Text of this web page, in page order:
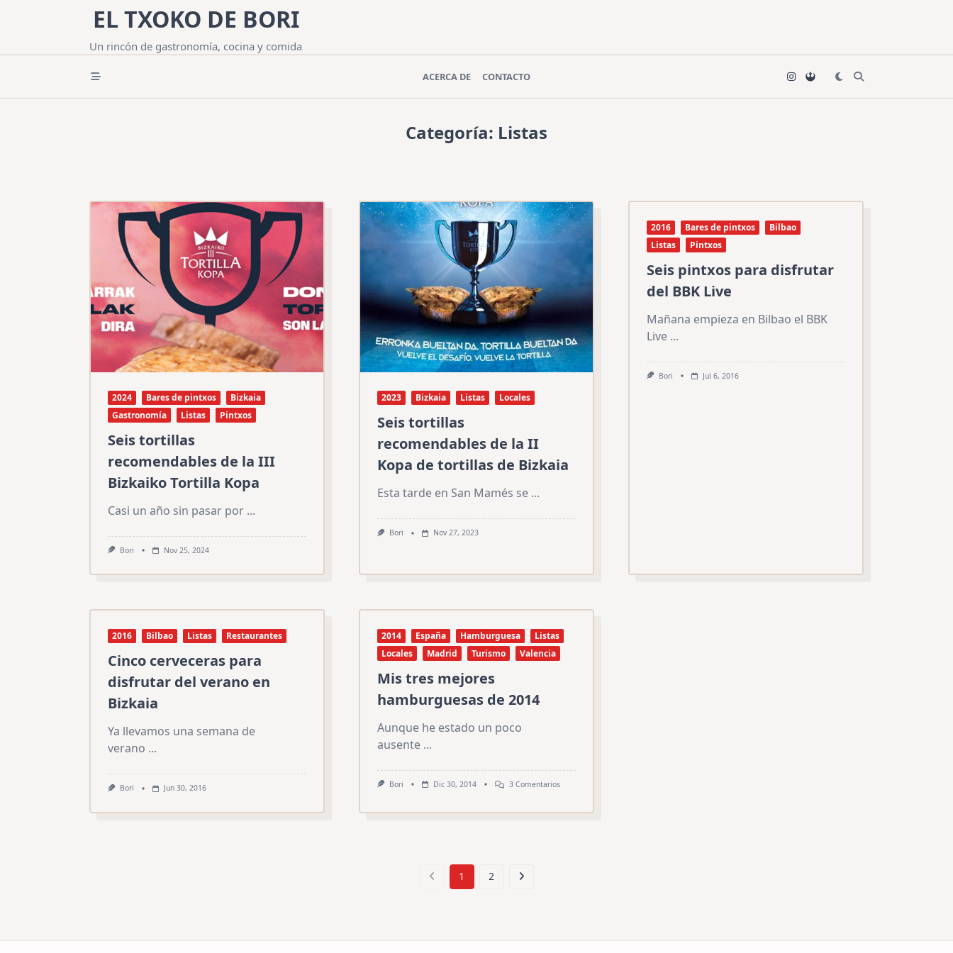
EL TXOKO DE BORI
Un rincón de gastronomía, cocina y comida
ACERCA DE CONTACTO
Categoría: Listas
2024 Bares de pintxos
Bizkaia
Gastronomía
Listas Pintxos
Seis tortillas
recomendables de la III
Bizkaiko Tortilla Kopa
Casi un año sin pasar por ...
Bori Nov 25, 2024
2023 Bizkaia Listas Locales
Seis tortillas
recomendables de la II
Kopa de tortillas de Bizkaia
Esta tarde en San Mamés se ...
Bori Nov 27, 2023
2016 Bares de pintxos
Bilbao
Listas
Pintxos
Seis pintxos para disfrutar
del BBK Live
Mañana empieza en Bilbao el BBK
Live ...
Bori Jul 6, 2016
2016 Bilbao Listas Restaurantes
Cinco cerveceras para
disfrutar del verano en
Bizkaia
Ya llevamos una semana de
verano ...
Bori Jun 30, 2016
2014 España Hamburguesa
Listas
Locales
Madrid Turismo Valencia
Mis tres mejores
hamburguesas de 2014
Aunque he estado un poco
ausente ...
Bori Dic 30, 2014 3 ComentariosEn
Mejores
1 2